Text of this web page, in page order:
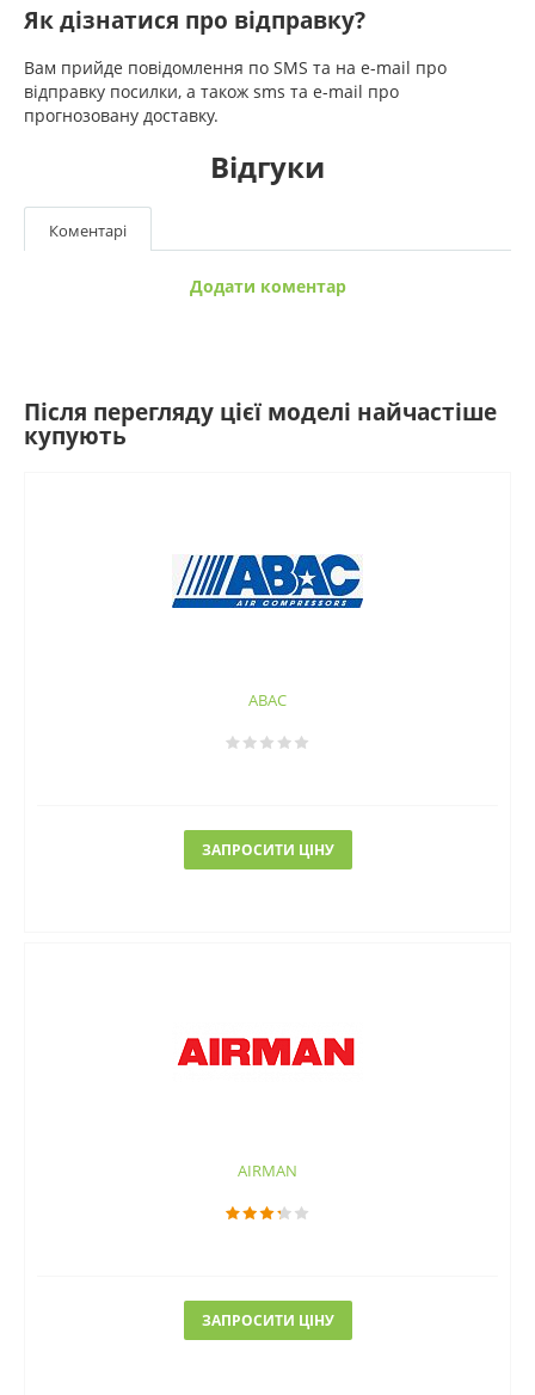
Як дізнатися про відправку?
Вам прийде повідомлення по SMS та на e-mail про
відправку посилки, а також sms та e-mail про
прогнозовану доставку.
Відгуки
Коментарі
Додати коментар
Після перегляду цієї моделі найчастіше
купують
ABAC
ЗАПРОСИТИ ЦІНУ
AIRMAN
ЗАПРОСИТИ ЦІНУ